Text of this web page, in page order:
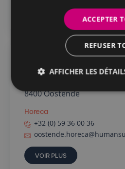
8400 Oostende
Horeca
+32 (0) 59 36 00 36
VOIR PLUS
ACCEPTER
REFUSER
AFFICHER LES